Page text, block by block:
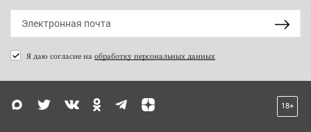
Я даю согласие на обработку персональных данных
18+